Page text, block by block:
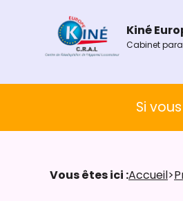
Kiné
Cabinet
Si
Vous êtes ici :Accueil>